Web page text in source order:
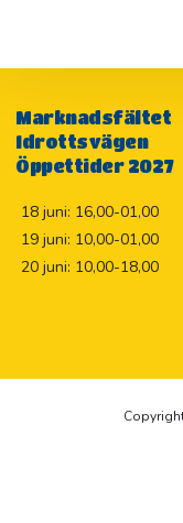
Marknadsfältet
Idrottsvägen
Öppettider 2027
18 juni: 16,00-01,00
19 juni: 10,00-01,00
20 juni: 10,00-18,00